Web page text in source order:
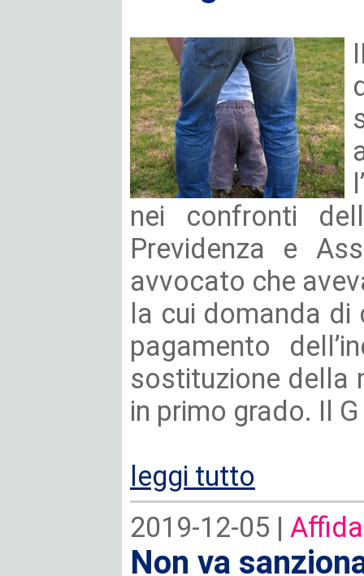
nei confronti
Previdenza e
avvocato che
la cui domanda
pagamento
sostituzione della
in primo grado. Il G
leggi tutto
2019-12-05 |
Non va